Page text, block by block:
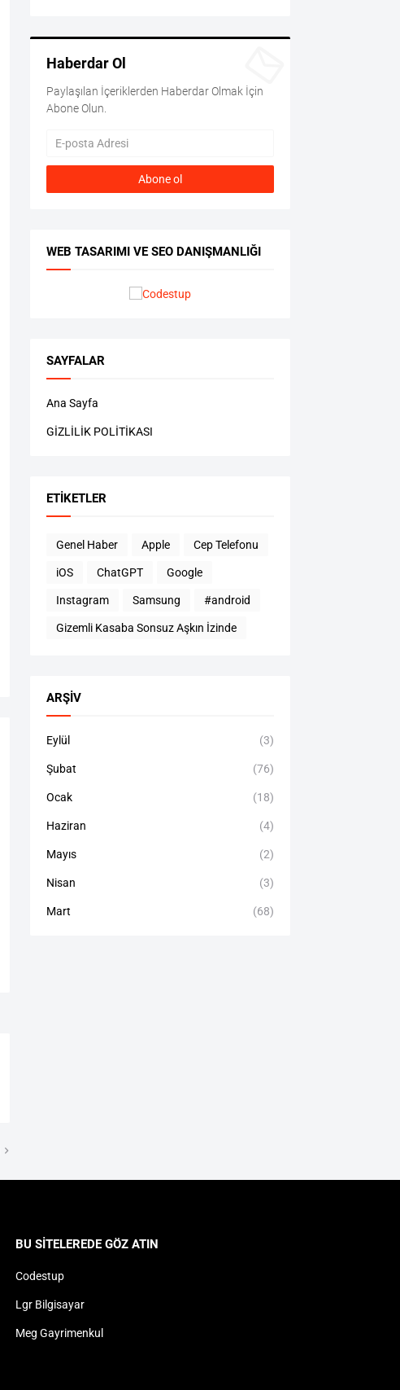
Haberdar Ol
Paylaşılan İçeriklerden Haberdar Olmak İçin
Abone Olun.
WEB TASARIMI VE SEO DANIŞMANLIĞI
SAYFALAR
Ana Sayfa
GİZLİLİK POLİTİKASI
ETIKETLER
Genel Haber Apple Cep Telefonu
iOS ChatGPT Google
Instagram Samsung #android
Gizemli Kasaba Sonsuz Aşkın İzinde
ARŞIV
Eylül (3)
Şubat (76)
Ocak (18)
Haziran (4)
Mayıs (2)
Nisan (3)
Mart (68)
BU SITELEREDE GÖZ ATIN
Codestup
Lgr Bilgisayar
Meg Gayrimenkul